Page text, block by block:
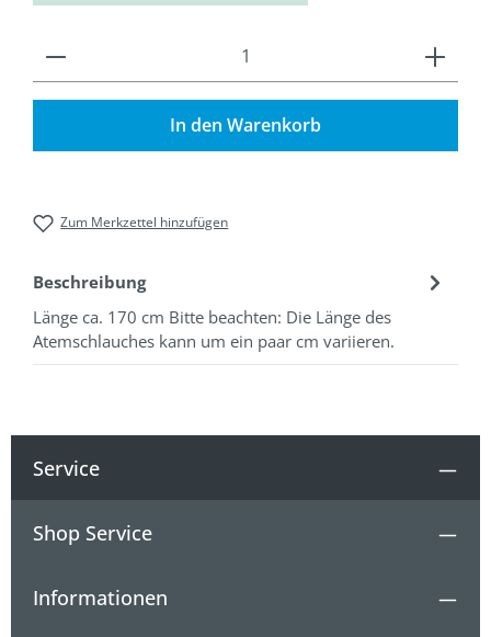
Produkt Anzahl: Gib den gewünschten Wert ein
In den Warenkorb
Zum Merkzettel hinzufügen
Beschreibung
Länge ca. 170 cm Bitte beachten: Die Länge des
Atemschlauches kann um ein paar cm variieren.
Service
Shop Service
Informationen